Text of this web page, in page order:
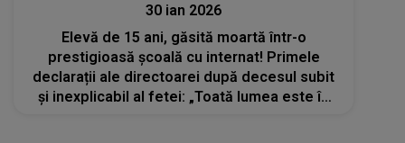
30 ian 2026
Elevă de 15 ani, găsită moartă într-o
prestigioasă școală cu internat! Primele
declarații ale directoarei după decesul subit
și inexplicabil al fetei: „Toată lumea este în